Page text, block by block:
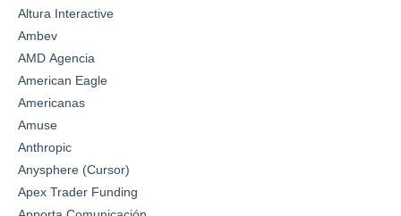
Altura Interactive
Ambev
AMD Agencia
American Eagle
Americanas
Amuse
Anthropic
Anysphere (Cursor)
Apex Trader Funding